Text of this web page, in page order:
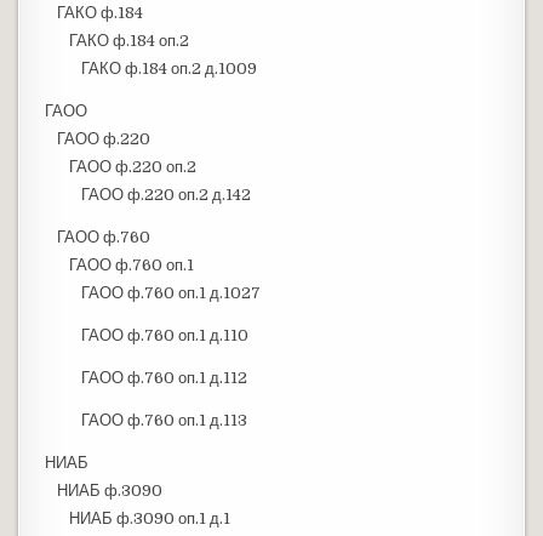
ГАКО ф.184
ГАКО ф.184 оп.2
ГАКО ф.184 оп.2 д.1009
ГАОО
ГАОО ф.220
ГАОО ф.220 оп.2
ГАОО ф.220 оп.2 д.142
ГАОО ф.760
ГАОО ф.760 оп.1
ГАОО ф.760 оп.1 д.1027
ГАОО ф.760 оп.1 д.110
ГАОО ф.760 оп.1 д.112
ГАОО ф.760 оп.1 д.113
НИАБ
НИАБ ф.3090
НИАБ ф.3090 оп.1 д.1